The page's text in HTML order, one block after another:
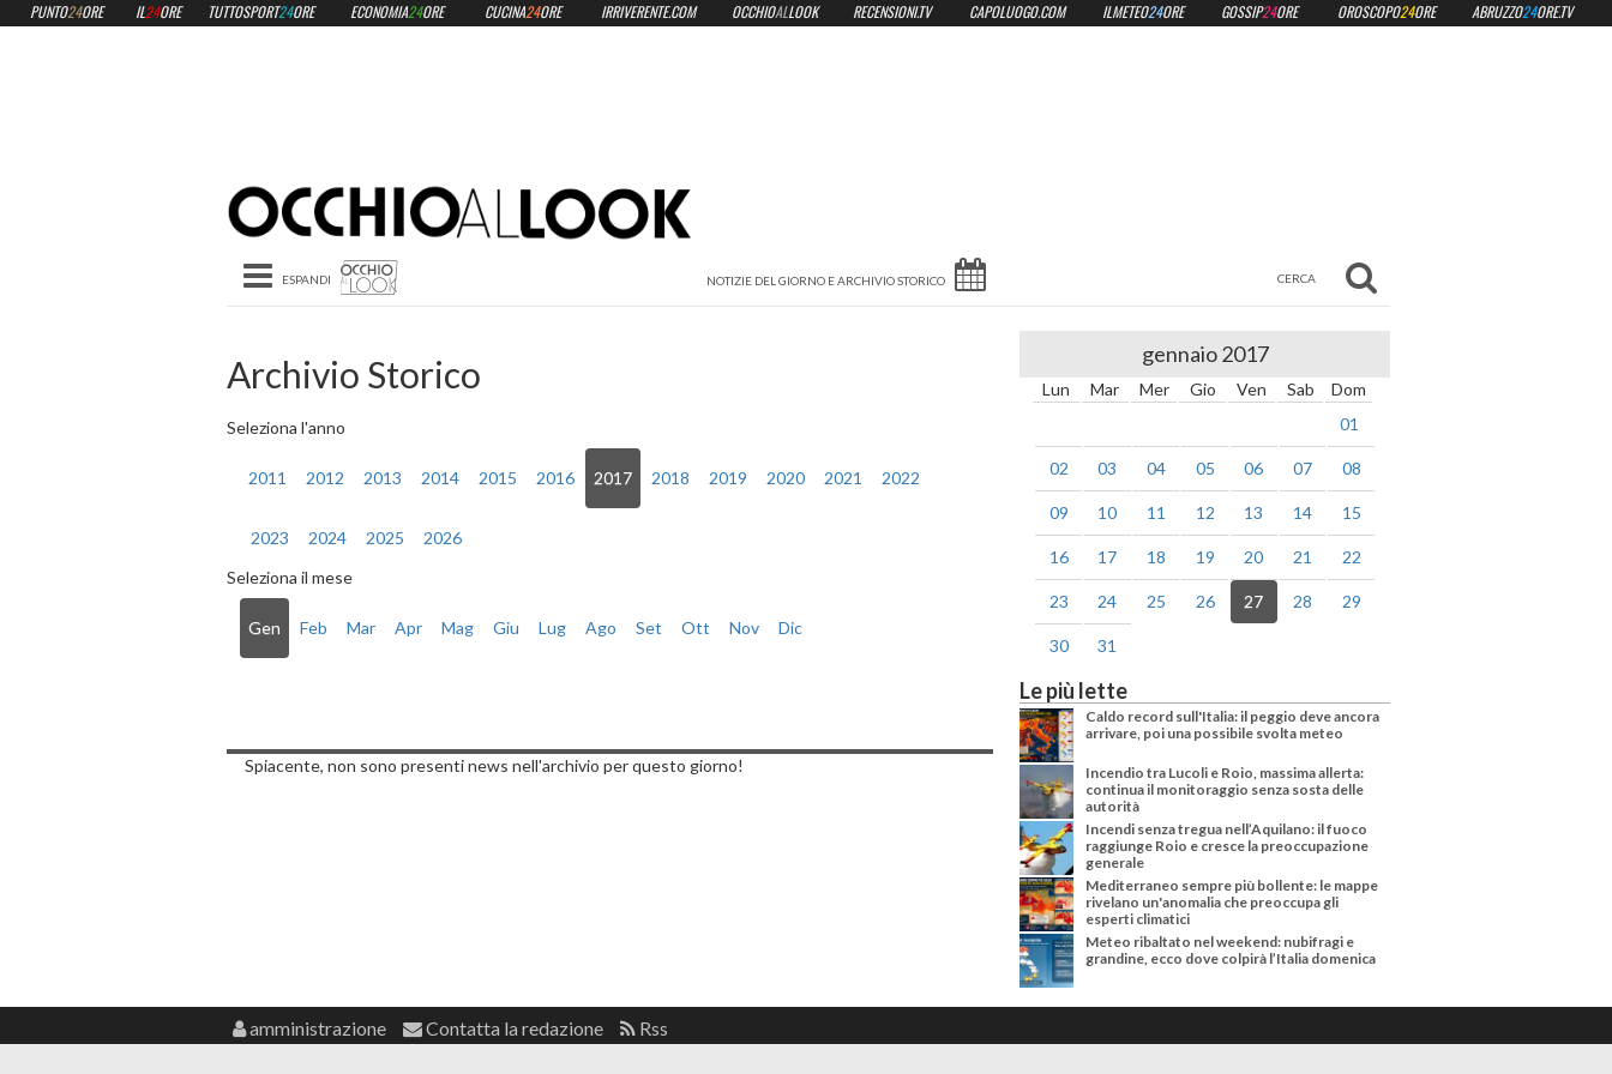
Toggle navigation
Archivio Storico
Seleziona l'anno
2011 2012 2013 2014 2015 2016 2017 2018 2019 2020 2021 2022
2023 2024 2025
2026
Seleziona il mese
Gen Feb Mar Apr Mag Giu Lug Ago Set Ott Nov Dic
Spiacente, non sono presenti news nell'archivio per questo giorno!
gennaio 2017
Lun Mar Mer Gio Ven Sab
Dom
01
02 03 04 05 06 07 08
09 10 11 12 13 14 15
16 17 18 19 20 21 22
23 24 25 26 27 28 29
30 31
Le più lette
Caldo record sull'Italia: il peggio deve ancora
arrivare, poi una possibile svolta meteo
Incendio tra Lucoli e Roio, massima allerta:
continua il monitoraggio senza sosta delle
autorità
Incendi senza tregua nell’Aquilano: il fuoco
raggiunge Roio e cresce la preoccupazione
generale
Mediterraneo sempre più bollente: le mappe
rivelano un'anomalia che preoccupa gli
esperti climatici
Meteo ribaltato nel weekend: nubifragi e
grandine, ecco dove colpirà l’Italia domenica
PUNTO24ORE IL24ORE TUTTOSPORT24ORE ECONOMIA24ORE CUCINA24ORE IRRIVERENTE.COM OCCHIOALLOOK RECENSIONI.TV CAPOLUOGO.COM ILMETEO24ORE GOSSIP24ORE OROSCOPO24ORE ABRUZZO24ORE.TV
amministrazione Contatta la redazione Rss